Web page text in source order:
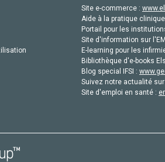
Site e-commerce :
Aide à la pratique
Portail pour les
Site d'information sur
E-learning pour les
Bibliothèque d'e-books
Blog special IFSI :
Suivez notre actualité
Site d'emploi en santé :